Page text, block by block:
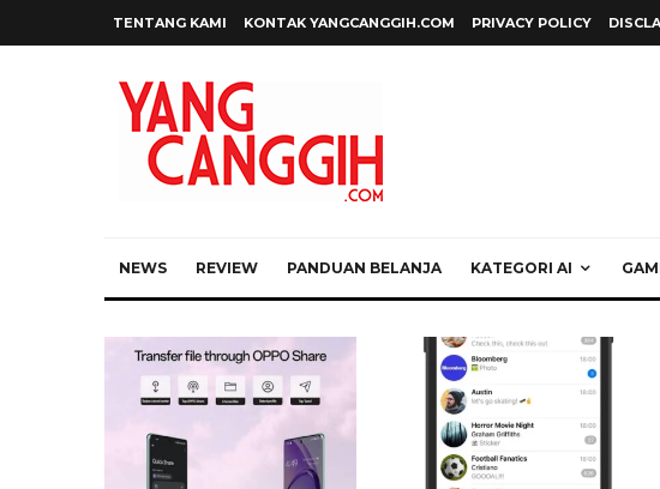
TENTANG KAMI KONTAK YANGCANGGIH.COM PRIVACY POLICY
NEWS REVIEW PANDUAN BELANJA KATEGORI AI